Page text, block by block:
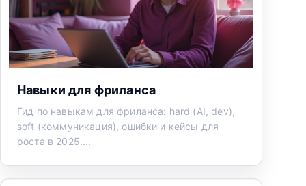
Навыки для фриланса
Гид по навыкам для фриланса: hard (AI, dev),
soft (коммуникация), ошибки и кейсы для
роста в 2025....